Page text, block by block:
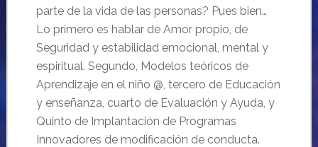
parte de la vida de las personas? Pues bien…
Lo primero es hablar de Amor propio, de
Seguridad y estabilidad emocional, mental y
espiritual. Segundo, Modelos teóricos de
Aprendizaje en el niño @, tercero de Educación
y enseñanza, cuarto de Evaluación y Ayuda, y
Quinto de Implantación de Programas
Innovadores de modificación de conducta.